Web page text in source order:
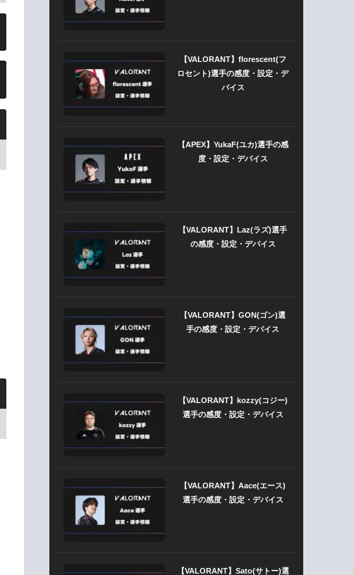
【VALORANT】florescent(フ
ロセント)選手の感度・設定・デ
バイス
【APEX】YukaF(ユカ)選手の感
度・設定・デバイス
【VALORANT】Laz(ラズ)選手
の感度・設定・デバイス
【VALORANT】GON(ゴン)選
手の感度・設定・デバイス
【VALORANT】kozzy(コジー)
選手の感度・設定・デバイス
【VALORANT】Aace(エース)
選手の感度・設定・デバイス
【VALORANT】Sato(サトー)選